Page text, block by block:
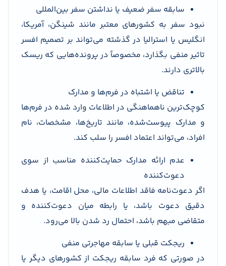
سابقه سفر ضعیف یا نداشتن سفر بین‌المللی
نبود سفر به کشورهای معتبر مانند شینگن، آمریکا،
انگلیس یا استرالیا در گذشته می‌تواند بر تصمیم افسر
تاثیر منفی بگذارد، مخصوصاً در پرونده‌هایی که ریسک
بالاتری دارند.
تناقض یا اشتباه در فرم‌ها و مدارک
کوچک‌ترین ناهماهنگی در اطلاعات وارد شده در فرم‌ها
و مدارک پیوست‌شده، مانند تاریخ‌ها، مشخصات، نام
افراد، می‌تواند اعتماد افسر را سلب کند.
عدم ارائه مدارک حمایت‌کننده مناسب از سوی
دعوت‌کننده
اگر دعوت‌نامه فاقد اطلاعات مالی، محل اقامت، یا هدف
دقیق دعوت باشد، یا رابطه میان دعوت‌کننده و
متقاضی مبهم باشد، احتمال رد شدن بالا می‌رود.
ریجکت قبلی یا سابقه مهاجرتی منفی
در صورتی که فرد سابقه ریجکت از کشورهای دیگر یا